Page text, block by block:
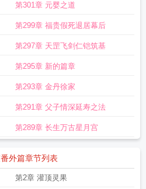
第301章 元婴之道
第299章 福贵假死退居幕后
第297章 天罡飞剑仁铠筑基
第295章 新的篇章
第293章 金丹徐家
第291章 父子情深延寿之法
第289章 长生万古星月宫
外篇章节列表
第2章 灌顶灵果